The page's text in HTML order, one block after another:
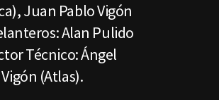
Juan Pablo Vigón
Alan Pulido
Técnico: Ángel
(Atlas).